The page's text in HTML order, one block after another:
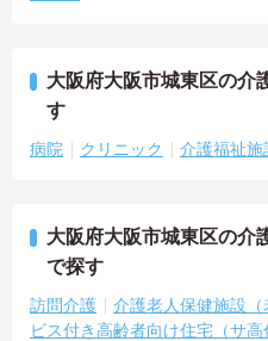
大阪府大阪市城東区の介
す
病院 クリニック 介護福祉施
大阪府大阪市城東区の介
で探す
訪問介護 介護老人保健施設（
ビス付き高齢者向け住宅（サ高